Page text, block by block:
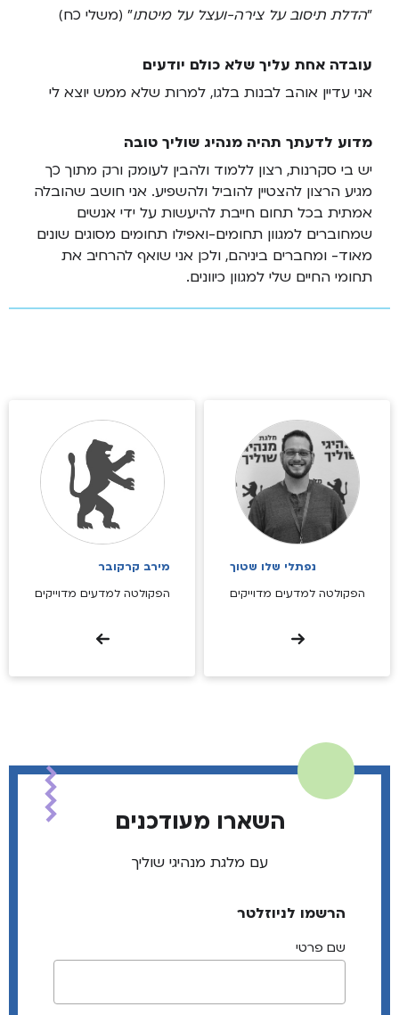
"הדלת תיסוב על צירה-ועצל על מיטתו" (משלי כח)
עובדה אחת עליך שלא כולם יודעים
אני עדיין אוהב לבנות בלגו, למרות שלא ממש יוצא לי
מדוע לדעתך תהיה מנהיג שוליך טובה
יש בי סקרנות, רצון ללמוד ולהבין לעומק ורק מתוך כך
מגיע הרצון להצטיין להוביל ולהשפיע. אני חושב שהובלה
אמתית בכל תחום חייבת להיעשות על ידי אנשים
שמחוברים למגוון תחומים-ואפילו תחומים מסוגים שונים
מאוד- ומחברים ביניהם, ולכן אני שואף להרחיב את
תחומי החיים שלי למגוון כיוונים.
נפתלי שלו שטוך
הפקולטה למדעים מדוייקים
מירב קרקובר
הפקולטה למדעים מדוייקים
השארו מעודכנים
עם מלגת מנהיגי שוליך
הרשמו לניוזלטר
שם פרטי